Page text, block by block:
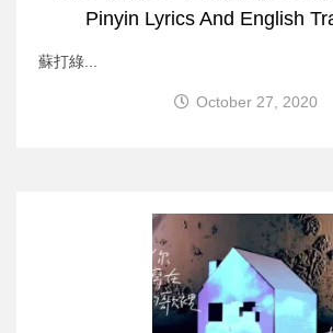
Pinyin Lyrics And English
蘇打綠...
October 27, 2020